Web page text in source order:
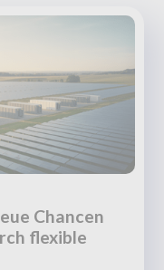
Chancen
flexible